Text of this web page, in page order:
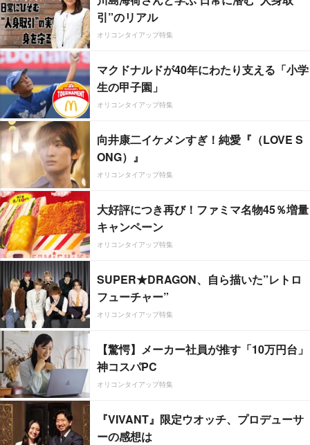
引”のリアル
オリコンタイアップ特集
マクドナルドが40年にわたり支える「小学
生の甲子園」
オリコンタイアップ特集
向井康二イケメンすぎ！純愛『（LOVE S
ONG）』
オリコンタイアップ特集
大好評につき再び！ファミマ名物45％増量
キャンペーン
オリコンタイアップ特集
SUPER★DRAGON、自ら描いた”レトロ
フューチャー”
オリコンタイアップ特集
【驚愕】メーカー社員が推す「10万円台」
神コスパPC
オリコンタイアップ特集
『VIVANT』限定ウオッチ、プロデューサ
ーの感想は